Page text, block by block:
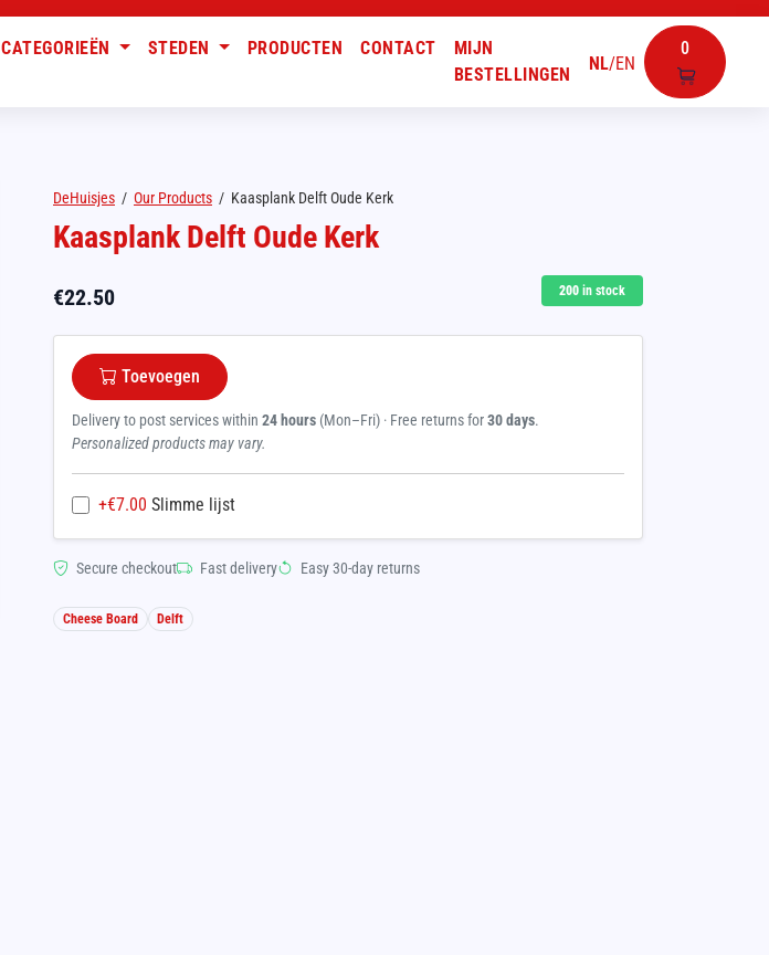
NL/EN
0
CATEGORIEËN STEDEN PRODUCTEN CONTACT
MIJN
BESTELLINGEN
DeHuisjes / Our Products / Kaasplank Delft Oude Kerk
Kaasplank Delft Oude Kerk
€22.50 200 in stock
Toevoegen
Delivery to post services within 24 hours (Mon–Fri) · Free returns for30 days.
Personalized products may vary.
+€7.00 Slimme lijst
Secure checkout Fast delivery Easy 30-day returns
Cheese Board Delft